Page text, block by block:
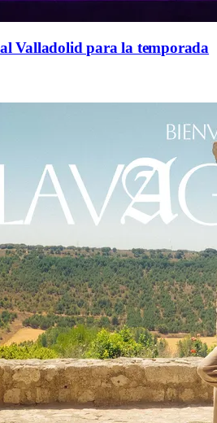
Valladolid para la temporada